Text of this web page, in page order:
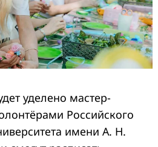
уделено мастер-
Российского
имени А. Н.